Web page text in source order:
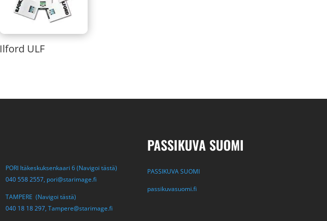
Ilford ULF
PORI Itäkeskuksenkaari 6 (Navigoi tästä)
040 558 2557, pori@starimage.fi
TAMPERE (Navigoi tästä)
040 18 18 297, Tampere@starimage.fi
PASSIKUVA SUOMI
PASSIKUVA SUOMI
passikuvasuomi.fi